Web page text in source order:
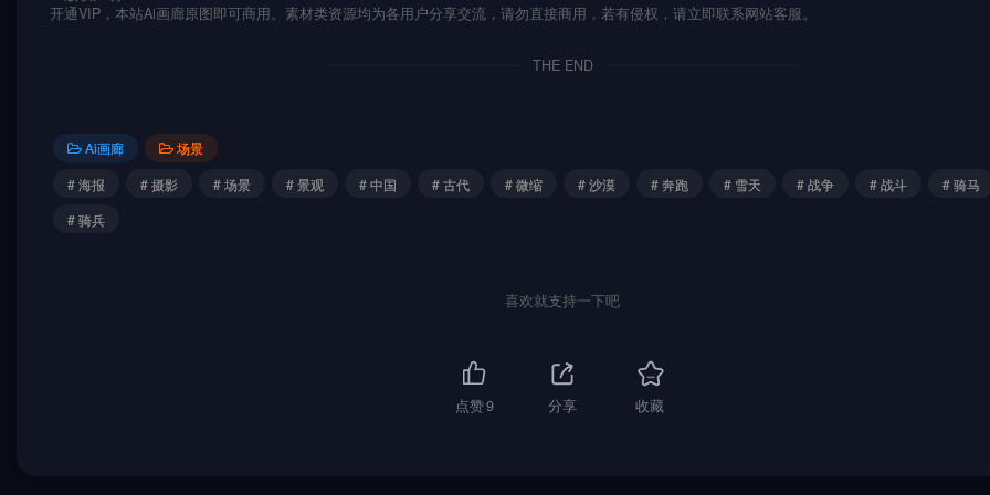
开通VIP，本站Ai画廊原图即可商用。素材类资源均为各用户分享交流，请勿直接商用，若有侵权，请立即联系网站客服。
THE END
Ai画廊
场景
# 海报
# 摄影 # 场景 # 景观 # 中国 # 古代 # 微缩 # 沙漠 # 奔跑 # 雪天 # 战争 # 战斗
# 骑马
# 骑兵
喜欢就支持一下吧
点赞9 分享 收藏